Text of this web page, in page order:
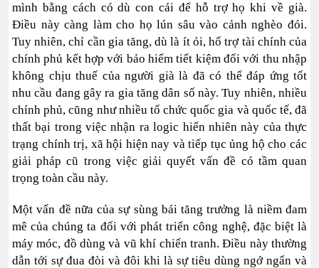
mình bằng cách có dù con cái để hỗ trợ họ khi về già.
Điều này càng làm cho họ lún sâu vào cảnh nghèo đói.
Tuy nhiên, chỉ cần gia tăng, dù là ít ỏi, hổ trợ tài chính của
chính phủ kết hợp với bảo hiểm tiết kiệm đối với thu nhập
không chịu thuế của người già là đã có thể đáp ứng tốt
nhu cầu đang gây ra gia tăng dân số này. Tuy nhiên, nhiều
chính phủ, cũng như nhiều tổ chức quốc gia và quốc tế, đã
thất bại trong việc nhận ra logic hiển nhiên này của thực
trạng chính trị, xã hội hiện nay và tiếp tục ủng hộ cho các
giải pháp cũ trong việc giải quyết vấn đề có tầm quan
trọng toàn cầu này.
Một vấn đề nữa của sự sùng bái tăng trưởng là niềm đam
mê của chúng ta đối với phát triển công nghệ, đặc biệt là
máy móc, đồ dùng và vũ khí chiến tranh. Điều này thường
dẫn tới sự đua đòi và đôi khi là sự tiêu dùng ngớ ngẩn và